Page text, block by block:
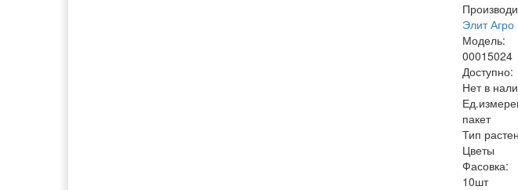
Элит Агро
Модель:
00015024
Доступно:
Нет в
пакет
Тип
Цветы
Фасовка:
10шт